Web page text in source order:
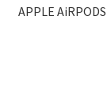
APPLE